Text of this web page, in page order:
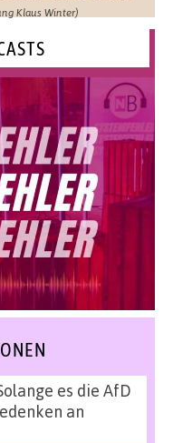
Klaus Winter)
es die AfD
an